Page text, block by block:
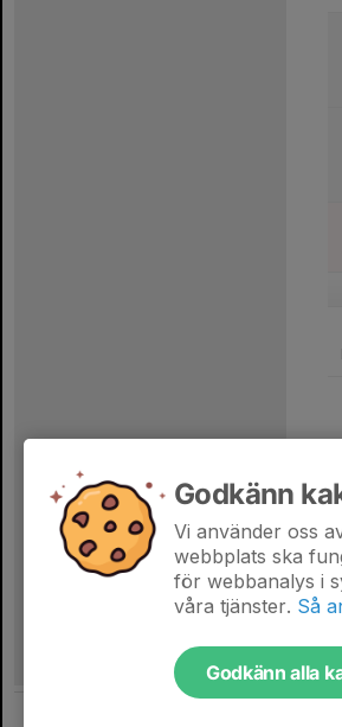
Godkänn
Vi använder oss
webbplats ska
för webbanalys i
våra tjänster. Så
Godkänn alla